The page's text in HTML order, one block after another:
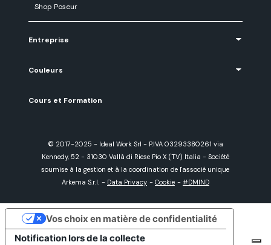
Shop Poseur
Entreprise
Couleurs
Cours et Formation
© 2017-2025 - Ideal Work Srl - P.IVA 03293380261 via
Kennedy, 52 - 31030 Vallà di Riese Pio X (TV) Italia - Société
soumise à la gestion et à la coordination de l'associé unique
Arkema S.r.l. - Data Privacy - Cookie - #DMIND
Notification lors de la collecte
Vos choix en matière de confidentialité